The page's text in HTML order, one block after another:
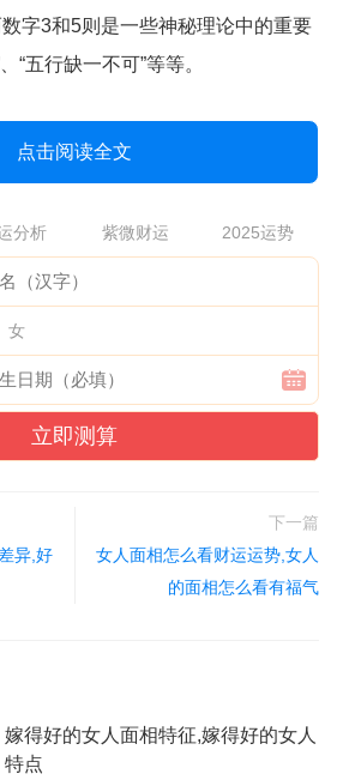
字3和5则是一些神秘理论中的重要
“五行缺一不可”等等。
点击阅读全文
分析 紫微财运 2025运势
女
立即测算
异,好
下一篇
女人面相怎么看财运运势,女人
的面相怎么看有福气
嫁得好的女人面相特征,嫁得好的女人
特点